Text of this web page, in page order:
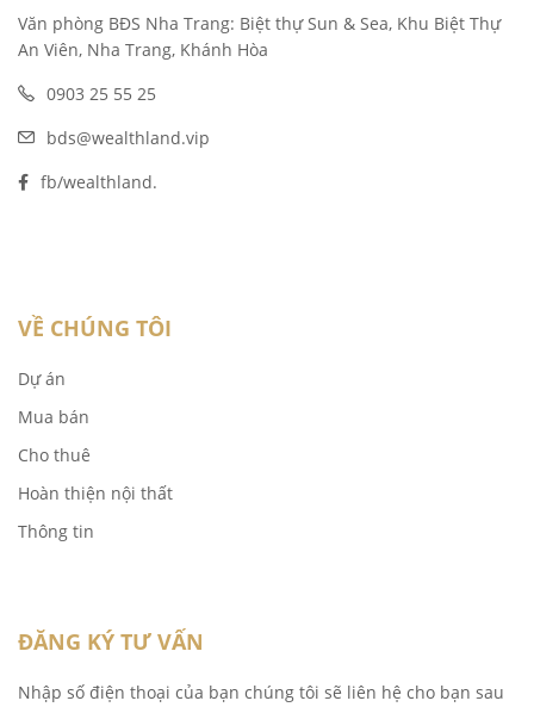
Văn phòng BĐS Nha Trang: Biệt thự Sun & Sea, Khu Biệt Thự
An Viên, Nha Trang, Khánh Hòa
0903 25 55 25
bds@wealthland.vip
fb/wealthland.
VỀ CHÚNG TÔI
Dự án
Mua bán
Cho thuê
Hoàn thiện nội thất
Thông tin
ĐĂNG KÝ TƯ VẤN
Nhập số điện thoại của bạn chúng tôi sẽ liên hệ cho bạn sau